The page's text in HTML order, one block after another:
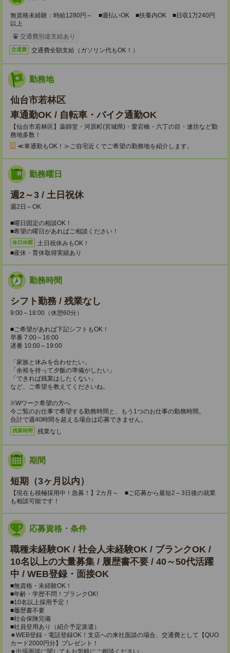
無資格未経験：時給1280円～ ■週払いOK ■扶養内OK ■日収1万240円
以上
交通費別途支給あり
交通費 交通費全額支給（ガソリン代もOK！）
勤務地
仙台市若林区
車通勤OK / 自転車・バイク通勤OK
【仙台市若林区】薬師堂・河原町(宮城県)・愛宕橋・六丁の目・連坊など勤
務地多数！
≪車通勤もOK！≫ご自宅近くでご希望の勤務地を紹介します。
勤務曜日
週2～3 / 土日祝休
週2日～OK
■曜日固定の相談OK！
■希望の曜日があればご相談ください！
休日休暇
土日祝休みもOK！
■産休・育休取得実績あり
勤務時間
シフト勤務 / 残業なし
9:00～18:00（休憩60分）
■ご希望があれば下記シフトもOK！
早番 7:00～16:00
遅番 10:00～19:00
「家族と休みを合わせたい」
「余裕を持って夕飯の準備がしたい」
「できれば残業はしたくない」
など、ご希望を教えてくださいね。
※Wワーク希望の方へ
今ご覧のお仕事で希望する勤務時間と、もう1つのお仕事の勤務時間。
合計で週40時間を超える場合は応募できません。
残業時間 残業なし
期間
短期（3ヶ月以内）
【現在も積極採用中！急募！】2カ月～ ■ご応募から最短2～3日後の就業
も相談可能です！
応募資格・条件
職種未経験OK / 社会人未経験OK / ブランクOK /
10名以上の大量募集 / 履歴書不要 / 40～50代活躍
中 / WEB登録・面接OK
■無資格・未経験OK！
■年齢・学歴不問！ブランクOK!
■10名以上採用予定！
■履歴書不要
■社会保険完備
■社員登用あり（紹介予定派遣）
★WEB登録・電話登録OK！支店への来社面談の場合、交通費として【QUO
カード2000円分】プレゼント！
★出張面談に関してもお気軽にご相談ください。